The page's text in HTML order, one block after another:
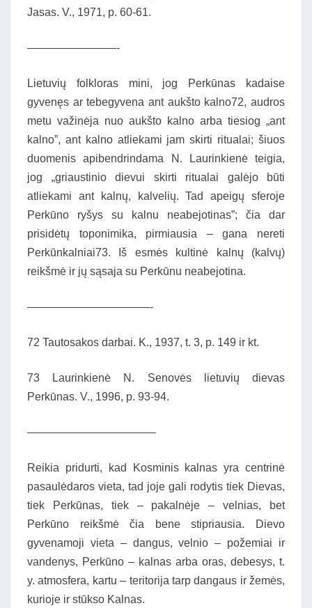
Jasas. V., 1971, p. 60-61.
————————-
Lietuvių folkloras mini, jog Perkūnas kadaise
gyvenęs ar tebegyvena ant aukšto kalno72, audros
metu važinėja nuo aukšto kalno arba tiesiog „ant
kalno”, ant kalno atliekami jam skirti ritualai; šiuos
duomenis apibendrindama N. Laurinkienė teigia,
jog „griaustinio dievui skirti ritualai galėjo būti
atliekami ant kalnų, kalvelių. Tad apeigų sferoje
Perkūno ryšys su kalnu neabejotinas”; čia dar
prisidėtų toponimika, pirmiausia – gana nereti
Perkūnkalniai73. Iš esmės kultinė kalnų (kalvų)
reikšmė ir jų sąsaja su Perkūnu neabejotina.
———————————-
72 Tautosakos darbai. K., 1937, t. 3, p. 149 ir kt.
73 Laurinkienė N. Senovės lietuvių dievas
Perkūnas. V., 1996, p. 93-94.
———————————–
Reikia pridurti, kad Kosminis kalnas yra centrinė
pasaulėdaros vieta, tad joje gali rodytis tiek Dievas,
tiek Perkūnas, tiek – pakalnėje – velnias, bet
Perkūno reikšmė čia bene stipriausia. Dievo
gyvenamoji vieta – dangus, velnio – požemiai ir
vandenys, Perkūno – kalnas arba oras, debesys, t.
y. atmosfera, kartu – teritorija tarp dangaus ir žemės,
kurioje ir stūkso Kalnas.